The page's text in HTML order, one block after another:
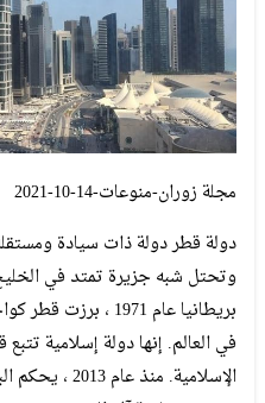
مجلة زوران-منوعات-14-10-2021
دولة قطر دولة ذات سيادة
وتحتل شبه جزيرة تمتد في
بريطانيا عام 1971
في العالم. إنها دولة إسلامية تتبع
الإسلامية.